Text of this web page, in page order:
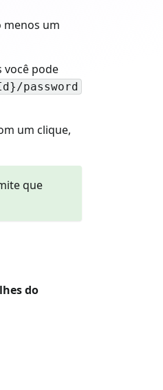
menos um
você pode
password
um clique,
que
do